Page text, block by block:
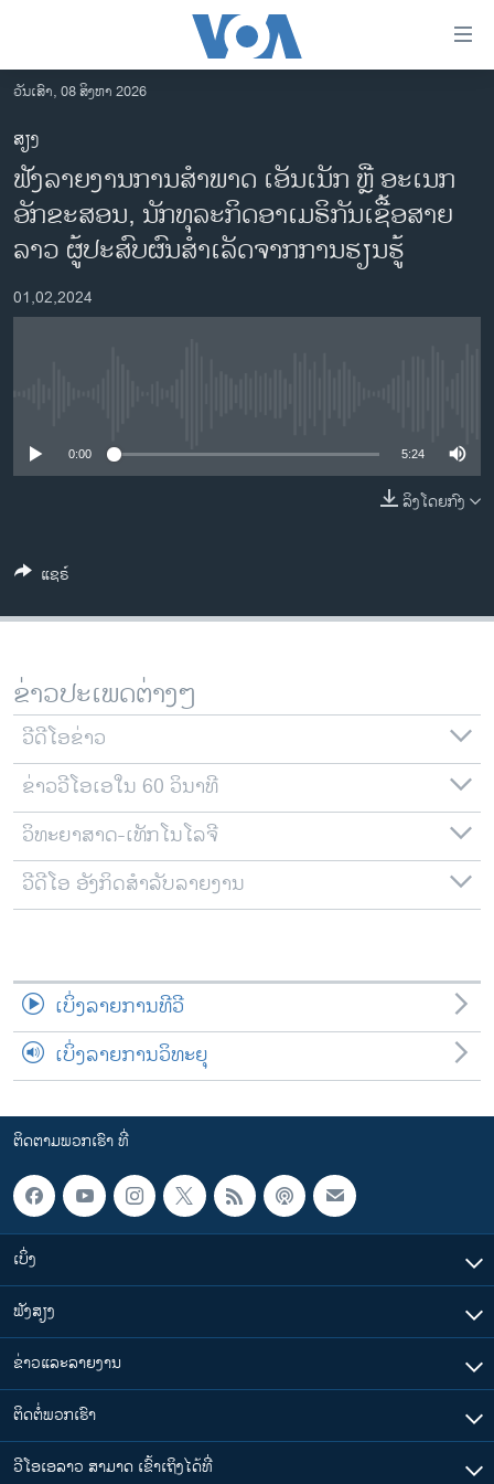
ເຂົ້າ
ຫາ
ຂ້າມ
ຂ້າມ
ຂ້າມ
ໄປ
ຫາ
ຊອກ
ຄົ້ນ
ລາວ
ອາເມຣິກາ
ການເລືອກຕັ້ງ ປະທານາທີບໍດີ ສະຫະລັດ 2024
ໂລກ
ຊຸມຊົນຊາວລາວ
ສຽງ
ລາຍການກະຈາຍສຽງ
ຕິດຕາມພວກເຮົາ ທີ່
ພາສາຕ່າງໆ
ວັນເສົາ, 08 ສິງຫາ 2026
ສຽງ
ຟັງລາຍງານການສໍາພາດ ເອັນເນັກ ຫຼື ອະເນກ
ອັກຂະສອນ, ນັກທຸລະກິດອາເມຣິກັນເຊື້ອສາຍ
ລາວ ຜູ້ປະສົບຜົນສໍາເລັດຈາກການຮຽນຮູ້
01,02,2024
0:00 5:24
ລິງໂດຍກົງ
ແຊຣ໌
ຂ່າວປະເພດຕ່າງໆ
ວີດີໂອຂ່າວ
ຂ່າວວີໂອເອໃນ 60 ວິນາທີ
ວິທະຍາສາດ-ເທັກໂນໂລຈີ
ວີດີໂອ ອັງກິດສຳລັບລາຍງານ
ເບິ່ງລາຍການທີວີ
ເບິ່ງລາຍການວິທະຍຸ
ຕິດຕາມພວກເຮົາ ທີ່
ເບິ່ງ
ຟັງສຽງ
ຂ່າວແລະລາຍງານ
ຕິດຕໍ່ພວກເຮົາ
ວີໂອເອລາວ ສາມາດ ເຂົ້າເຖິງໄດ້ທີ່